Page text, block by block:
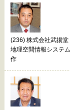
(236) 株式会社武揚堂
地理空間情報システ
作